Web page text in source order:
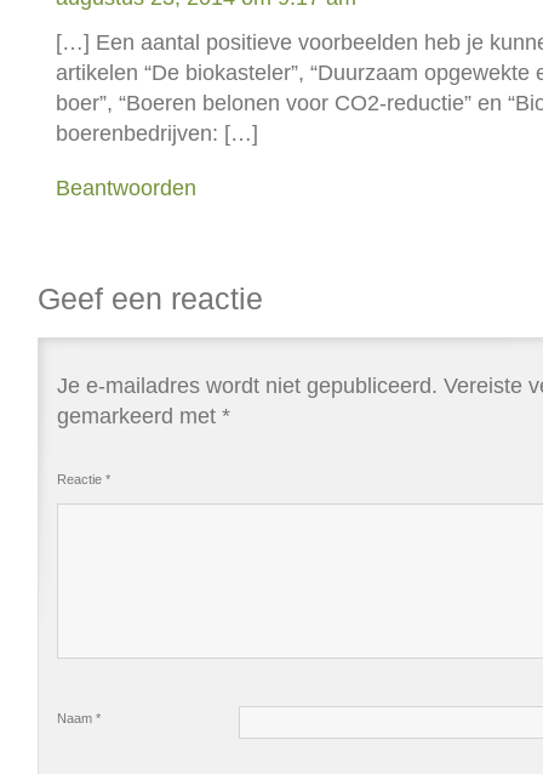
[…] Een aantal positieve voorbeelden heb je
artikelen “De biokasteler”, “Duurzaam opgewekte
boer”, “Boeren belonen voor CO2-reductie” en
boerenbedrijven: […]
Beantwoorden
Geef een reactie
Je e-mailadres wordt niet gepubliceerd. Vereiste
gemarkeerd met *
Reactie *
Naam *